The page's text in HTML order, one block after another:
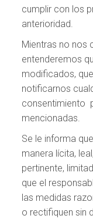
cumplir con los
anterioridad.
Mientras no nos
entenderemos
modificados,
notificarnos
consentimiento
mencionadas.
Se le informa
manera lícita,
pertinente,
que el
las medidas
o rectifiquen sin